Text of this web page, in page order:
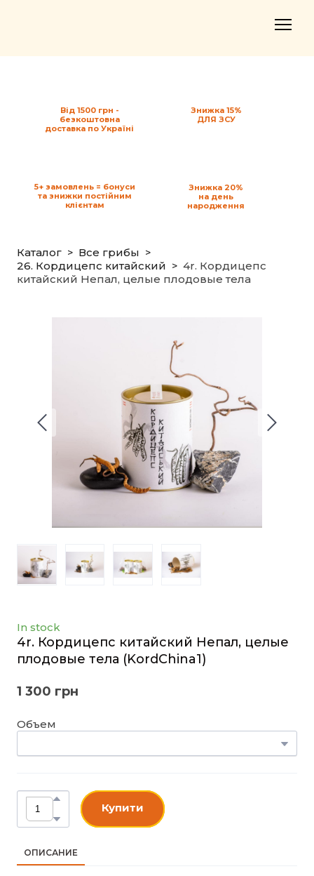
Знижка 15%
ДЛЯ ЗСУ
Від 1500 грн -
безкоштовна
доставка по Україні
5+ замовлень = бонуси
та знижки постійним
клієнтам
Знижка 20%
на день
народження
Каталог
Все грибы
26. Кордицепс китайский
4r. Кордицепс
китайский Непал, целые плодовые тела
In stock
4r. Кордицепс китайский Непал, целые
плодовые тела (KordChina1)
1 300 грн
Объем
Купити
ОПИСАНИЕ